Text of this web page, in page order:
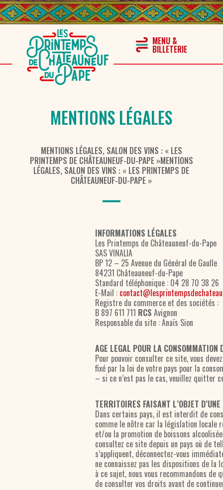
MENTIONS LÉGALES
MENTIONS LÉGALES, SALON DES VINS : « LES
PRINTEMPS DE CHÂTEAUNEUF-DU-PAPE »MENTIONS
LÉGALES, SALON DES VINS : « LES PRINTEMPS DE
CHÂTEAUNEUF-DU-PAPE »
INFORMATIONS LÉGALES
Les Printemps de Châteauneuf-du-Pape
SAS VINALIA
BP 12 – 25 Avenue du Général de Gaulle
84231 Châteauneuf-du-Pape
Standard téléphonique : 04 28 70 38 26
E-Mail :
Registre du commerce et des sociétés :
B 897 611 711 RCS Avignon
Responsable du site : Anaïs Sion
AGE LEGAL POUR LA CONSOMMATION
Pour pouvoir consulter ce site, vous
fixé par la loi de votre pays pour la
– si ce n’est pas le cas, veuillez quitter
TERRITOIRES FAISANT L’OBJET
Dans certains pays, il est interdit de
comme le nôtre car la législation locale
et/ou la promotion de boissons
consultez ce site depuis un pays où de
s’appliquent, déconnectez-vous
ne connaissez pas les dispositions de la
à ce sujet, nous vous recommandons
de consulter vos droits avant de